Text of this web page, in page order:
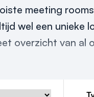
meeting
wel een unieke
overzicht van al